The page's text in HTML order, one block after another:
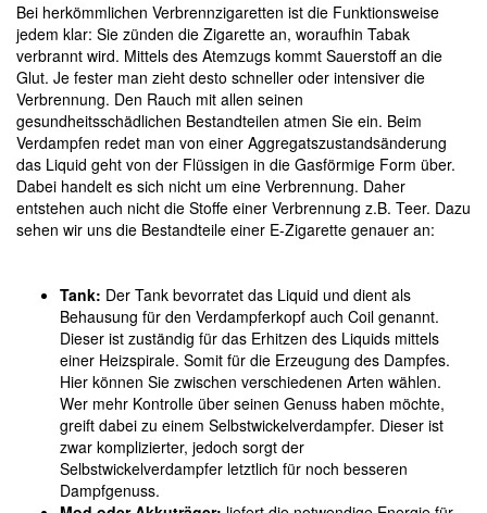
Bei herkömmlichen Verbrennzigaretten ist die Funktionsweise
jedem klar: Sie zünden die Zigarette an, woraufhin Tabak
verbrannt wird. Mittels des Atemzugs kommt Sauerstoff an die
Glut. Je fester man zieht desto schneller oder intensiver die
Verbrennung. Den Rauch mit allen seinen
gesundheitsschädlichen Bestandteilen atmen Sie ein. Beim
Verdampfen redet man von einer Aggregatszustandsänderung
das Liquid geht von der Flüssigen in die Gasförmige Form über.
Dabei handelt es sich nicht um eine Verbrennung. Daher
entstehen auch nicht die Stoffe einer Verbrennung z.B. Teer. Dazu
sehen wir uns die Bestandteile einer E-Zigarette genauer an:
Tank: Der Tank bevorratet das Liquid und dient als
Behausung für den Verdampferkopf auch Coil genannt.
Dieser ist zuständig für das Erhitzen des Liquids mittels
einer Heizspirale. Somit für die Erzeugung des Dampfes.
Hier können Sie zwischen verschiedenen Arten wählen.
Wer mehr Kontrolle über seinen Genuss haben möchte,
greift dabei zu einem Selbstwickelverdampfer. Dieser ist
zwar komplizierter, jedoch sorgt der
Selbstwickelverdampfer letztlich für noch besseren
Dampfgenuss.